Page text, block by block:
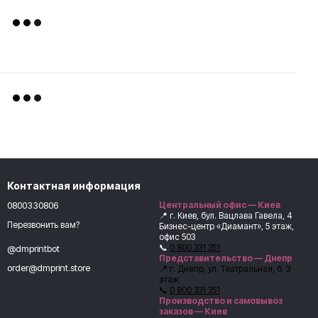
Контактная информация
0800330806
Перезвонить вам?
@dmprintbot
order@dmprint.store
Центральный офис — Киев
📍 г. Киев, бул. Вацлава Гавела, 4
Бизнес-центр «Диамант», 5 этаж,
офис 503
📞 0 800 331 351
Представительство — Днепр
📍 г. Днепр, ул. Театральная, 6, 3
этаж
📞 0 800 331 351
Производство и самовывоз
заказов — Киев